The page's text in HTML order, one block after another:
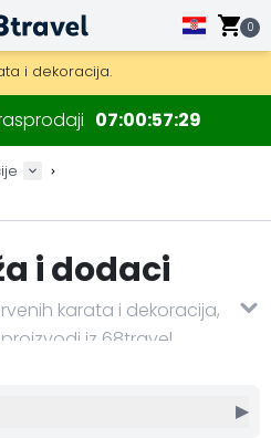
0
(dostava unutar 24 sata)
za drvene karte i dekoracije.
i dekoracija.
07 00 57 28
i dodaci
karata i dekoracija,
iz 68travel.
▶